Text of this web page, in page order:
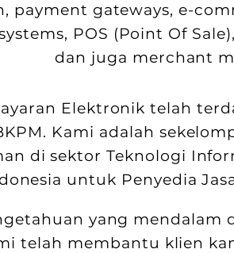
payment gateways, e-
POS (Point Of
dan juga merchant
Elektronik telah
Kami adalah
di sektor Teknologi
untuk Penyedia
yang mendalam
telah membantu klien